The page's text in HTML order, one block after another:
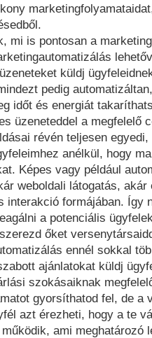
mi is pontosan a
küldj
pedig
időt és energiát
üzeneteddel a megfelelő
révén teljesen
anélkül, hogy
Képes vagy például
weboldali látogatás,
interakció formájában. Így
a potenciális
őket
ennél sokkal
ajánlatokat küldj
szokásaiknak
gyorsíthatod fel, de a
azt érezheti, hogy a te
ami meghatározó